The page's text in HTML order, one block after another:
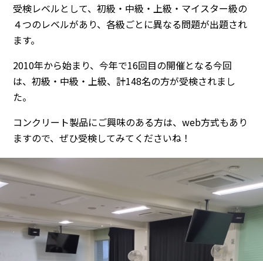
受検レベルとして、初級・中級・上級・マイスター級の
４つのレベルがあり、各級ごとに異なる問題が出題され
ます。
2010年から始まり、今年で16回目の開催となる今回
は、初級・中級・上級、計148名の方が受検されまし
た。
コンクリート製品にご興味のある方は、web方式もあり
ますので、ぜひ受検してみてくださいね！